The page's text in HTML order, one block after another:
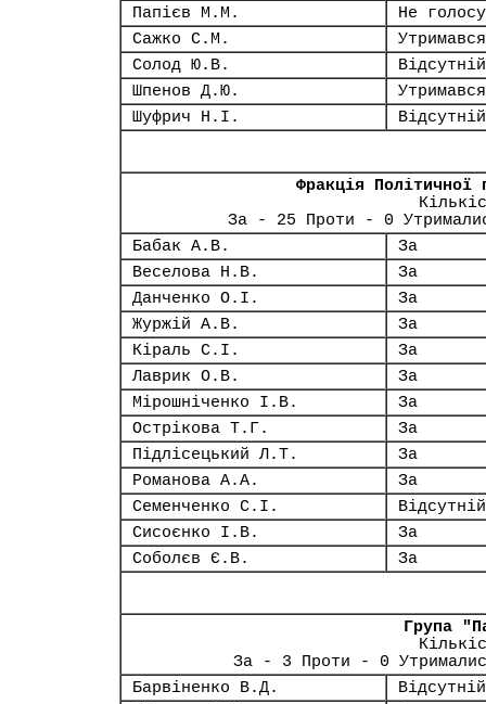
Папієв М.М.
Не
Сажко С.М.
Утримався
Солод Ю.В.
Відсутній
Шпенов Д.Ю.
Утримався
Шуфрич Н.І.
Відсутній
Фракція Політичної
За - 25 Проти - 0
Бабак А.В.
За
Веселова Н.В.
За
Данченко О.І.
За
Журжій А.В.
За
Кіраль С.І.
За
Лаврик О.В.
За
Мірошніченко І.В.
За
Острікова Т.Г.
За
Підлісецький Л.Т.
За
Романова А.А.
За
Семенченко С.І.
Відсутній
Сисоєнко І.В.
За
Соболєв Є.В.
За
Група
За - 3 Проти - 0
Барвіненко В.Д.
Відсутній